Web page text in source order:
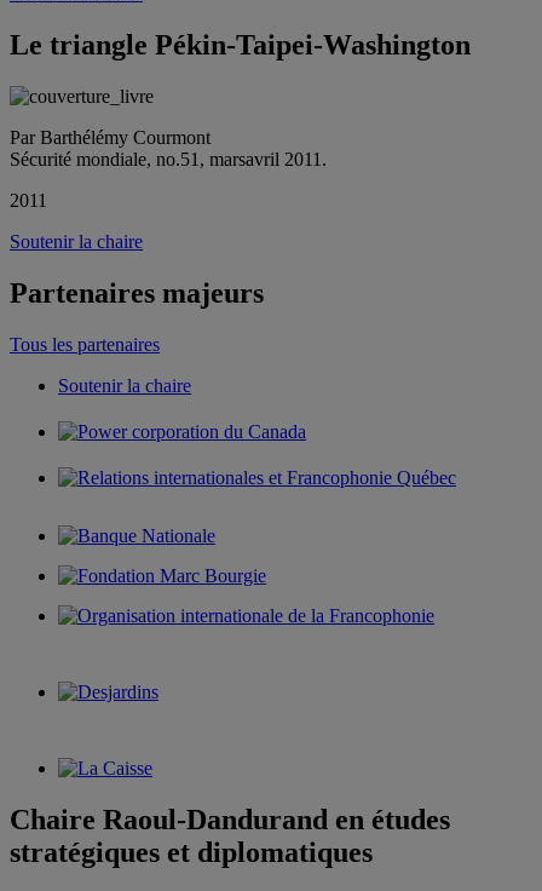
Le triangle Pékin‐Taipei‐Washington
Par Barthélémy Courmont
Sécurité mondiale, no.51, marsavril 2011.
2011
Soutenir la chaire
Partenaires majeurs
Tous les partenaires
Soutenir la chaire
Chaire Raoul-Dandurand en études
stratégiques et diplomatiques